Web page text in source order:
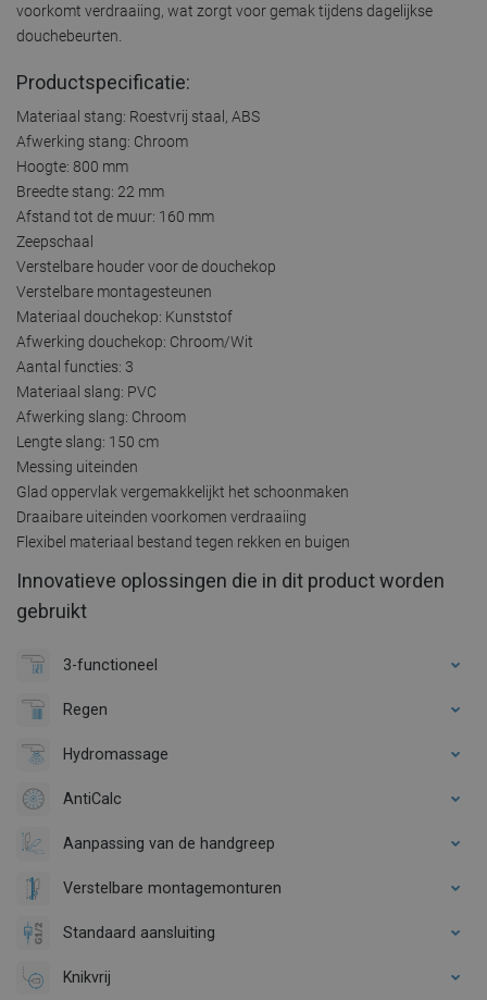
voorkomt verdraaiing, wat zorgt voor gemak tijdens dagelijkse
douchebeurten.
Productspecificatie:
Materiaal stang: Roestvrij staal, ABS
Afwerking stang: Chroom
Hoogte: 800 mm
Breedte stang: 22 mm
Afstand tot de muur: 160 mm
Zeepschaal
Verstelbare houder voor de douchekop
Verstelbare montagesteunen
Materiaal douchekop: Kunststof
Afwerking douchekop: Chroom/Wit
Aantal functies: 3
Materiaal slang: PVC
Afwerking slang: Chroom
Lengte slang: 150 cm
Messing uiteinden
Glad oppervlak vergemakkelijkt het schoonmaken
Draaibare uiteinden voorkomen verdraaiing
Flexibel materiaal bestand tegen rekken en buigen
Innovatieve oplossingen die in dit product worden
gebruikt
3-functioneel
Regen
Hydromassage
AntiCalc
Aanpassing van de handgreep
Verstelbare montagemonturen
Standaard aansluiting
Knikvrij